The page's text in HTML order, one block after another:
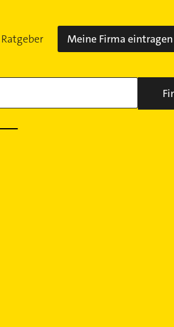
Ratgeber Meine Firma eintragen